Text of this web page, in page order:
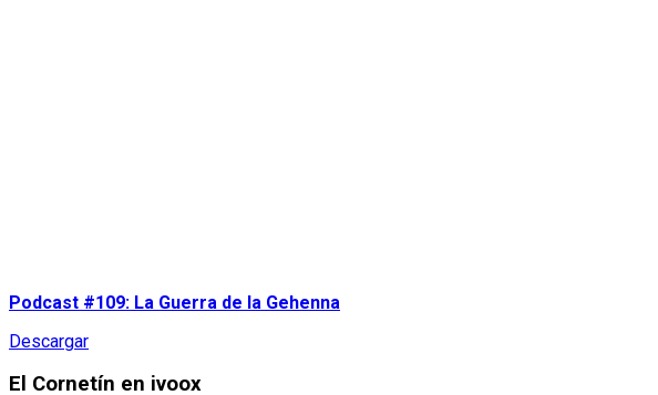
Podcast #109: La Guerra de la Gehenna
Descargar
El Cornetín en ivoox